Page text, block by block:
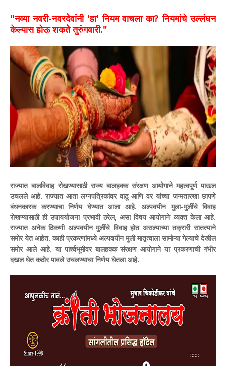
​"नव्या नवरी-नवरदेवांनी 'हा' नियम वाचला का? नियमांचे उल्लंघन
केल्यास होऊ शकते तुरुंगवारी."
राज्यात बालविवाह रोखण्यासाठी राज्य बालहक्क संरक्षण आयोगाने महत्वपूर्ण पाऊल
उचलले आहे. राज्यात आता लग्नपत्रिकांवर वाढू आणि वर यांच्या जन्मतारखा छापणे
बंधनकारक करण्याचा निर्णय घेण्यात आला आहे. अल्पवयीन मुला-मुलींचे विवाह
रोखण्यासाठी ही उपाययोजना प्रभावी ठरेल, असा विषय आयोगाने व्यक्त केला आहे.
राज्यात अनेक ठिकणी अल्पवयीन मुलींचे विवाह होत असल्याच्या तक्रारी सातत्याने
समोर येत आहेत. काही प्रकरणांमध्ये अल्पवयीन मुली मातृत्वाला सामोऱ्या गेल्याचे देखील
समोर आले आहे. या पार्श्वभूमीवर बालहक्क संरक्षण आयोगाने या प्रकरणाची गंभीर
दखल घेत कठोर पावले उचलण्याचा निर्णय घेतला आहे.